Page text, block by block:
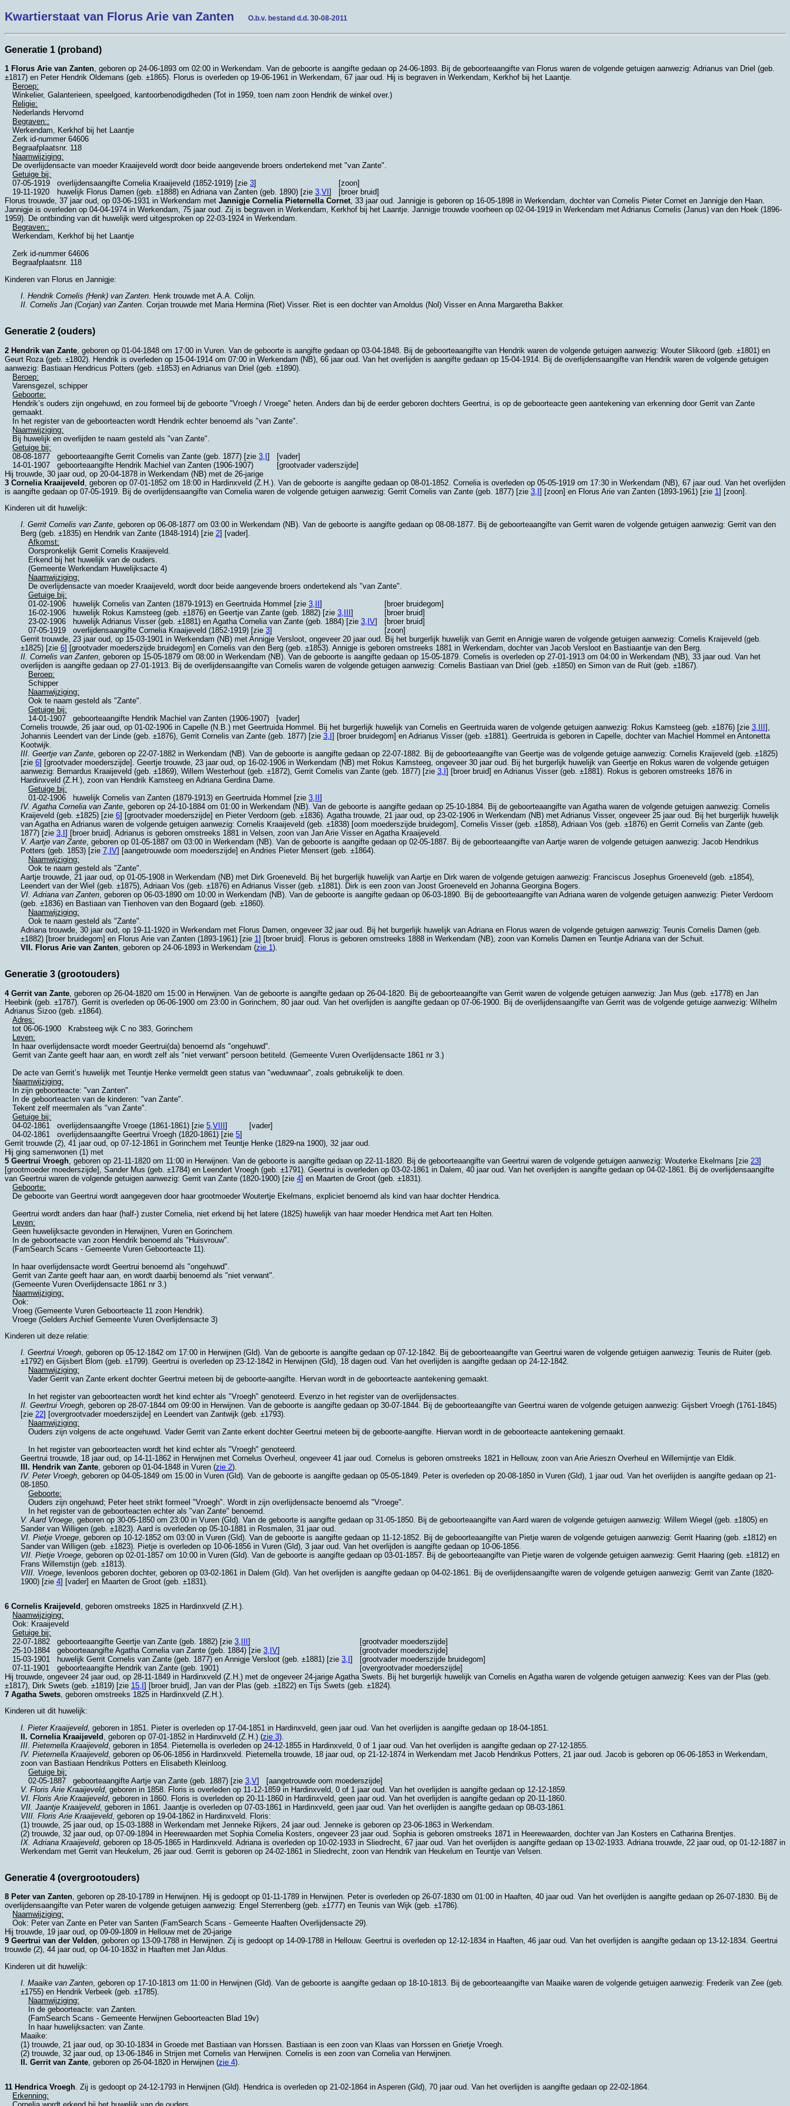
Kwartierstaat van Florus Arie van Zanten O.b.v. bestand d.d. 30-08-2011
Generatie 1 (proband)
1 Florus Arie van Zanten, geboren op 24-06-1893 om 02:00 in Werkendam. Van de geboorte is aangifte gedaan op 24-06-1893. Bij de geboorteaangifte van Florus waren de volgende getuigen aanwezig: Adrianus van Driel (geb.
±1817) en Peter Hendrik Oldemans (geb. ±1865). Florus is overleden op 19-06-1961 in Werkendam, 67 jaar oud. Hij is begraven in Werkendam, Kerkhof bij het Laantje.
Beroep:
Winkelier, Galanterieen, speelgoed, kantoorbenodigdheden (Tot in 1959, toen nam zoon Hendrik de winkel over.)
Religie:
Nederlands Hervomd
Begraven::
Werkendam, Kerkhof bij het Laantje
Zerk id-nummer 64606
Begraafplaatsnr. 118
Naamwijziging:
De overlijdensacte van moeder Kraaijeveld wordt door beide aangevende broers ondertekend met "van Zante".
Getuige bij:
07-05-1919
overlijdensaangifte Cornelia Kraaijeveld (1852-1919) [zie3]
[zoon]
19-11-1920
huwelijk Florus Damen (geb. ±1888) en Adriana van Zanten (geb. 1890) [zie3,VI]
[broer bruid]
Florus trouwde, 37 jaar oud, op 03-06-1931 in Werkendam met Jannigje Cornelia Pieternella Cornet, 33 jaar oud. Jannigje is geboren op 16-05-1898 in Werkendam, dochter van Cornelis Pieter Cornet en Jannigje den Haan.
Jannigje is overleden op 04-04-1974 in Werkendam, 75 jaar oud. Zij is begraven in Werkendam, Kerkhof bij het Laantje. Jannigje trouwde voorheen op 02-04-1919 in Werkendam met Adrianus Cornelis (Janus) van den Hoek (1896-
1959). De ontbinding van dit huwelijk werd uitgesproken op 22-03-1924 in Werkendam.
Begraven::
Werkendam, Kerkhof bij het Laantje
Zerk id-nummer 64606
Begraafplaatsnr. 118
Kinderen van Florus en Jannigje:
I. Hendrik Cornelis (Henk) van Zanten. Henk trouwde met A.A. Colijn.
II. Cornelis Jan (Corjan) van Zanten. Corjan trouwde met Maria Hermina (Riet) Visser. Riet is een dochter van Arnoldus (Nol) Visser en Anna Margaretha Bakker.
Generatie 2 (ouders)
2 Hendrik van Zante , geboren op 01-04-1848 om 17:00 in Vuren . Van de geboorte is aangifte gedaan op 03-04-1848. Bij de geboorteaangifte van Hendrik waren de volgende getuigen aanwezig: Wouter Slikoord (geb. ±1801) en
Geurt Roza (geb. ±1802). Hendrik is overleden op 15-04-1914 om 07:00 in Werkendam (NB) , 66 jaar oud. Van het overlijden is aangifte gedaan op 15-04-1914. Bij de overlijdensaangifte van Hendrik waren de volgende getuigen
aanwezig: Bastiaan Hendricus Potters (geb. ±1853) en Adrianus van Driel (geb. ±1890).
Beroep:
Varensgezel, schipper
Geboorte:
Hendrik’s ouders zijn ongehuwd, en zou formeel bij de geboorte "Vroegh / Vroege" heten. Anders dan bij de eerder geboren dochters Geertrui, is op de geboorteacte geen aantekening van erkenning door Gerrit van Zante
gemaakt.
In het register van de geboorteacten wordt Hendrik echter benoemd als "van Zante".
Naamwijziging:
Bij huwelijk en overlijden te naam gesteld als "van Zante".
Getuige bij:
08-08-1877
geboorteaangifte Gerrit Cornelis van Zante (geb. 1877) [zie3,I]
[vader]
14-01-1907
geboorteaangifte Hendrik Machiel van Zanten (1906-1907)
[grootvader vaderszijde]
Hij trouwde, 30 jaar oud, op 20-04-1878 in Werkendam (NB) met de 26-jarige
3 Cornelia Kraaijeveld , geboren op 07-01-1852 om 18:00 in Hardinxveld (Z.H.) . Van de geboorte is aangifte gedaan op 08-01-1852. Cornelia is overleden op 05-05-1919 om 17:30 in Werkendam (NB) , 67 jaar oud. Van het overlijden
is aangifte gedaan op 07-05-1919. Bij de overlijdensaangifte van Cornelia waren de volgende getuigen aanwezig: Gerrit Cornelis van Zante (geb. 1877) [zie 3,I] [zoon] en Florus Arie van Zanten (1893-1961) [zie 1] [zoon].
Kinderen uit dit huwelijk:
I. Gerrit Cornelis van Zante, geboren op 06-08-1877 om 03:00 in Werkendam (NB). Van de geboorte is aangifte gedaan op 08-08-1877. Bij de geboorteaangifte van Gerrit waren de volgende getuigen aanwezig: Gerrit van den
Berg (geb. ±1835) en Hendrik van Zante (1848-1914) [zie 2] [vader].
Afkomst:
Oorspronkelijk Gerrit Cornelis Kraaijeveld.
Erkend bij het huwelijk van de ouders.
(Gemeente Werkendam Huwelijksacte 4)
Naamwijziging:
De overlijdensacte van moeder Kraaijeveld, wordt door beide aangevende broers ondertekend als "van Zante".
Getuige bij:
01-02-1906
huwelijk Cornelis van Zanten (1879-1913) en Geertruida Hommel [zie 3,II ]
[broer bruidegom]
16-02-1906
huwelijk Rokus Kamsteeg (geb. ±1876) en Geertje van Zante (geb. 1882) [zie 3,III ]
[broer bruid]
23-02-1906
huwelijk Adrianus Visser (geb. ±1881) en Agatha Cornelia van Zante (geb. 1884) [zie 3,IV]
[broer bruid]
07-05-1919
overlijdensaangifte Cornelia Kraaijeveld (1852-1919) [zie 3]
[zoon]
Gerrit trouwde, 23 jaar oud, op 15-03-1901 in Werkendam (NB)met Annigje Versloot, ongeveer 20 jaar oud. Bij het burgerlijk huwelijk van Gerrit en Annigje waren de volgende getuigen aanwezig: Cornelis Kraijeveld (geb.
±1825) [zie 6] [grootvader moederszijde bruidegom] en Cornelis van den Berg (geb. ±1853). Annigje is geboren omstreeks 1881 in Werkendam, dochter van Jacob Versloot en Bastiaantje van den Berg.
II. Cornelis van Zanten, geboren op 15-05-1879 om 08:00 in Werkendam (NB). Van de geboorte is aangifte gedaan op 15-05-1879. Cornelis is overleden op 27-01-1913 om 04:00 in Werkendam (NB), 33 jaar oud. Van het
overlijden is aangifte gedaan op 27-01-1913. Bij de overlijdensaangifte van Cornelis waren de volgende getuigen aanwezig: Cornelis Bastiaan van Driel (geb. ±1850) en Simon van de Ruit (geb. ±1867).
Beroep:
Schipper
Naamwijziging:
Ook te naam gesteld als "Zante".
Getuige bij:
14-01-1907
geboorteaangifte Hendrik Machiel van Zanten (1906-1907)
[vader]
Cornelis trouwde, 26 jaar oud, op 01-02-1906 in Capelle (N.B.)met Geertruida Hommel . Bij het burgerlijk huwelijk van Cornelis en Geertruida waren de volgende getuigen aanwezig: Rokus Kamsteeg (geb. ±1876) [zie 3,III ],
Johannis Leendert van der Linde (geb. ±1876), Gerrit Cornelis van Zante (geb. 1877) [zie 3,I ] [broer bruidegom] en Adrianus Visser (geb. ±1881). Geertruida is geboren in Capelle, dochter van Machiel Hommel en Antonetta
Kootwijk.
III. Geertje van Zante, geboren op 22-07-1882 in Werkendam (NB). Van de geboorte is aangifte gedaan op 22-07-1882. Bij de geboorteaangifte van Geertje was de volgende getuige aanwezig: Cornelis Kraijeveld (geb. ±1825)
[zie 6] [grootvader moederszijde]. Geertje trouwde, 23 jaar oud, op 16-02-1906 in Werkendam (NB)met Rokus Kamsteeg, ongeveer 30 jaar oud. Bij het burgerlijk huwelijk van Geertje en Rokus waren de volgende getuigen
aanwezig: Bernardus Kraaijeveld (geb. ±1869), Willem Westerhout (geb. ±1872), Gerrit Cornelis van Zante (geb. 1877) [zie 3,I ] [broer bruid] en Adrianus Visser (geb. ±1881). Rokus is geboren omstreeks 1876 in
Hardinxveld (Z.H.), zoon van Hendrik Kamsteeg en Adriana Gerdina Dame.
Getuige bij:
01-02-1906
huwelijk Cornelis van Zanten (1879-1913) en Geertruida Hommel [zie 3,II ]
IV. Agatha Cornelia van Zante, geboren op 24-10-1884 om 01:00 in Werkendam (NB). Van de geboorte is aangifte gedaan op 25-10-1884. Bij de geboorteaangifte van Agatha waren de volgende getuigen aanwezig: Cornelis
Kraijeveld (geb. ±1825) [zie 6] [grootvader moederszijde] en Pieter Verdoorn (geb. ±1836). Agatha trouwde, 21 jaar oud, op 23-02-1906 in Werkendam (NB)met Adrianus Visser, ongeveer 25 jaar oud. Bij het burgerlijk huwelijk
van Agatha en Adrianus waren de volgende getuigen aanwezig: Cornelis Kraaijeveld (geb. ±1838) [oom moederszijde bruidegom], Cornelis Visser (geb. ±1858), Adriaan Vos (geb. ±1876) en Gerrit Cornelis van Zante (geb.
1877) [zie 3,I ] [broer bruid]. Adrianus is geboren omstreeks 1881 in Velsen, zoon van Jan Arie Visser en Agatha Kraaijeveld.
V. Aartje van Zante, geboren op 01-05-1887 om 03:00 in Werkendam (NB). Van de geboorte is aangifte gedaan op 02-05-1887. Bij de geboorteaangifte van Aartje waren de volgende getuigen aanwezig: Jacob Hendrikus
Potters (geb. 1853) [zie 7,IV] [aangetrouwde oom moederszijde] en Andries Pieter Mensert (geb. ±1864).
Naamwijziging:
Ook te naam gesteld als "Zante".
Aartje trouwde, 21 jaar oud, op 01-05-1908 in Werkendam (NB)met Dirk Groeneveld. Bij het burgerlijk huwelijk van Aartje en Dirk waren de volgende getuigen aanwezig: Franciscus Josephus Groeneveld (geb. ±1854),
Leendert van der Wiel (geb. ±1875), Adriaan Vos (geb. ±1876) en Adrianus Visser (geb. ±1881). Dirk is een zoon van Joost Groeneveld en Johanna Georgina Bogers.
VI. Adriana van Zanten, geboren op 06-03-1890 om 10:00 in Werkendam (NB). Van de geboorte is aangifte gedaan op 06-03-1890. Bij de geboorteaangifte van Adriana waren de volgende getuigen aanwezig: Pieter Verdoorn
(geb. ±1836) en Bastiaan van Tienhoven van den Bogaard (geb. ±1860).
Naamwijziging:
Ook te naam gesteld als "Zante".
Adriana trouwde, 30 jaar oud, op 19-11-1920 in Werkendam met Florus Damen, ongeveer 32 jaar oud. Bij het burgerlijk huwelijk van Adriana en Florus waren de volgende getuigen aanwezig: Teunis Cornelis Damen (geb.
±1882) [broer bruidegom] en Florus Arie van Zanten (1893-1961) [zie 1] [broer bruid]. Florus is geboren omstreeks 1888 in Werkendam (NB), zoon van Kornelis Damen en Teuntje Adriana van der Schuit.
VII. Florus Arie van Zanten, geboren op 24-06-1893 in Werkendam (zie 1).
Generatie 3 (grootouders)
4 Gerrit van Zante , geboren op 26-04-1820 om 15:00 in Herwijnen . Van de geboorte is aangifte gedaan op 26-04-1820. Bij de geboorteaangifte van Gerrit waren de volgende getuigen aanwezig: Jan Mus (geb. ±1778) en Jan
Heebink (geb. ±1787). Gerrit is overleden op 06-06-1900 om 23:00 in Gorinchem , 80 jaar oud. Van het overlijden is aangifte gedaan op 07-06-1900. Bij de overlijdensaangifte van Gerrit was de volgende getuige aanwezig: Wilhelm
Adrianus Sizoo (geb. ±1864).
Adres:
tot06-06-1900
Krabsteeg wijk C no 383, Gorinchem
Leven:
In haar overlijdensacte wordt moeder Geertrui(da) benoemd als "ongehuwd".
Gerrit van Zante geeft haar aan, en wordt zelf als "niet verwant" persoon betiteld. (Gemeente Vuren Overlijdensacte 1861 nr 3.)
De acte van Gerrit’s huwelijk met Teuntje Henke vermeldt geen status van "weduwnaar", zoals gebruikelijk te doen.
Naamwijziging:
In zijn geboorteacte: "van Zanten".
In de geboorteacten van de kinderen: "van Zante".
Tekent zelf meermalen als "van Zante".
Getuige bij:
04-02-1861
overlijdensaangifte Vroege (1861-1861) [zie5,VIII]
[vader]
04-02-1861
overlijdensaangifte Geertrui Vroegh (1820-1861) [zie5]
Gerrit trouwde (2), 41 jaar oud, op 07-12-1861 in Gorinchem met Teuntje Henke (1829-na 1900), 32 jaar oud.
Hij ging samenwonen (1) met
5 Geertrui Vroegh , geboren op 21-11-1820 om 11:00 in Herwijnen . Van de geboorte is aangifte gedaan op 22-11-1820. Bij de geboorteaangifte van Geertrui waren de volgende getuigen aanwezig: Wouterke Ekelmans [zie 23]
[grootmoeder moederszijde], Sander Mus (geb. ±1784) en Leendert Vroegh (geb. ±1791). Geertrui is overleden op 03-02-1861 in Dalem , 40 jaar oud. Van het overlijden is aangifte gedaan op 04-02-1861. Bij de overlijdensaangifte
van Geertrui waren de volgende getuigen aanwezig: Gerrit van Zante (1820-1900) [zie 4] en Maarten de Groot (geb. ±1831).
Geboorte:
De geboorte van Geertrui wordt aangegeven door haar grootmoeder Woutertje Ekelmans, expliciet benoemd als kind van haar dochter Hendrica.
Geertrui wordt anders dan haar (half-) zuster Cornelia, niet erkend bij het latere (1825) huwelijk van haar moeder Hendrica met Aart ten Holten.
Leven:
Geen huwelijksacte gevonden in Herwijnen, Vuren en Gorinchem.
In de geboorteacte van zoon Hendrik benoemd als "Huisvrouw".
(FamSearch Scans - Gemeente Vuren Geboorteacte 11).
In haar overlijdensacte wordt Geertrui benoemd als "ongehuwd".
Gerrit van Zante geeft haar aan, en wordt daarbij benoemd als "niet verwant".
(Gemeente Vuren Overlijdensacte 1861 nr 3.)
Naamwijziging:
Ook:
Vroeg (Gemeente Vuren Geboorteacte 11 zoon Hendrik).
Vroege (Gelders Archief Gemeente Vuren Overlijdensacte 3)
Kinderen uit deze relatie:
I. Geertrui Vroegh, geboren op 05-12-1842 om 17:00 in Herwijnen (Gld). Van de geboorte is aangifte gedaan op 07-12-1842. Bij de geboorteaangifte van Geertrui waren de volgende getuigen aanwezig: Teunis de Ruiter (geb.
±1792) en Gijsbert Blom (geb. ±1799). Geertrui is overleden op 23-12-1842 in Herwijnen (Gld), 18 dagen oud. Van het overlijden is aangifte gedaan op 24-12-1842.
Naamwijziging:
Vader Gerrit van Zante erkent dochter Geertrui meteen bij de geboorte-aangifte. Hiervan wordt in de geboorteacte aantekening gemaakt.
In het register van geboorteacten wordt het kind echter als "Vroegh" genoteerd. Evenzo in het register van de overlijdensactes.
II. Geertrui Vroegh, geboren op 28-07-1844 om 09:00 in Herwijnen. Van de geboorte is aangifte gedaan op 30-07-1844. Bij de geboorteaangifte van Geertrui waren de volgende getuigen aanwezig: Gijsbert Vroegh (1761-1845)
[zie 22] [overgrootvader moederszijde] en Leendert van Zantwijk (geb. ±1793).
Naamwijziging:
Ouders zijn volgens de acte ongehuwd. Vader Gerrit van Zante erkent dochter Geertrui meteen bij de geboorte-aangifte. Hiervan wordt in de geboorteacte aantekening gemaakt.
In het register van geboorteacten wordt het kind echter als "Vroegh" genoteerd.
Geertrui trouwde, 18 jaar oud, op 14-11-1862 in Herwijnenmet Cornelus Overheul , ongeveer 41 jaar oud. Cornelus is geboren omstreeks 1821 in Hellouw, zoon van Arie Arieszn Overheul en Willemijntje van Eldik.
III. Hendrik van Zante, geboren op 01-04-1848 in Vuren(zie 2).
IV. Peter Vroegh, geboren op 04-05-1849 om 15:00 in Vuren (Gld). Van de geboorte is aangifte gedaan op 05-05-1849. Peter is overleden op 20-08-1850 in Vuren (Gld), 1 jaar oud. Van het overlijden is aangifte gedaan op 21-
08-1850.
Geboorte:
Ouders zijn ongehuwd; Peter heet strikt formeel "Vroegh". Wordt in zijn overlijdensacte benoemd als "Vroege".
In het register van de geboorteacten echter als "van Zante" benoemd.
V. Aard Vroege, geboren op 30-05-1850 om 23:00 in Vuren (Gld). Van de geboorte is aangifte gedaan op 31-05-1850. Bij de geboorteaangifte van Aard waren de volgende getuigen aanwezig: Willem Wiegel (geb. ±1805) en
Sander van Willigen (geb. ±1823). Aard is overleden op 05-10-1881 in Rosmalen, 31 jaar oud.
VI. Pietje Vroege, geboren op 10-12-1852 om 03:00 in Vuren (Gld). Van de geboorte is aangifte gedaan op 11-12-1852. Bij de geboorteaangifte van Pietje waren de volgende getuigen aanwezig: Gerrit Haaring (geb. ±1812) en
Sander van Willigen (geb. ±1823). Pietje is overleden op 10-06-1856 in Vuren (Gld), 3 jaar oud. Van het overlijden is aangifte gedaan op 10-06-1856.
VII. Pietje Vroege, geboren op 02-01-1857 om 10:00 in Vuren (Gld). Van de geboorte is aangifte gedaan op 03-01-1857. Bij de geboorteaangifte van Pietje waren de volgende getuigen aanwezig: Gerrit Haaring (geb. ±1812) en
Frans Willemstijn (geb. ±1813).
VIII. Vroege, levenloos geboren dochter, geboren op 03-02-1861 in Dalem (Gld). Van het overlijden is aangifte gedaan op 04-02-1861. Bij de overlijdensaangifte waren de volgende getuigen aanwezig: Gerrit van Zante (1820-
1900) [zie 4] [vader] en Maarten de Groot (geb. ±1831).
6 Cornelis Kraijeveld , geboren omstreeks 1825 in Hardinxveld (Z.H.).
Naamwijziging:
Ook: Kraaijeveld
Getuige bij:
22-07-1882
geboorteaangifte Geertje van Zante (geb. 1882) [zie3,III]
[grootvader moederszijde]
25-10-1884
geboorteaangifte Agatha Cornelia van Zante (geb. 1884) [zie3,IV]
[grootvader moederszijde]
15-03-1901
huwelijk Gerrit Cornelis van Zante (geb. 1877) en Annigje Versloot (geb. ±1881) [zie3,I]
[grootvader moederszijde bruidegom]
07-11-1901
geboorteaangifte Hendrik van Zante (geb. 1901)
[overgrootvader moederszijde]
Hij trouwde, ongeveer 24 jaar oud, op 28-11-1849 in Hardinxveld (Z.H.) met de ongeveer 24-jarige Agatha Swets. Bij het burgerlijk huwelijk van Cornelis en Agatha waren de volgende getuigen aanwezig: Kees van der Plas (geb.
±1817), Dirk Swets (geb. ±1819) [zie 15,I ] [broer bruid], Jan van der Plas (geb. ±1822) en Tijs Swets (geb. ±1824).
7 Agatha Swets, geboren omstreeks 1825 in Hardinxveld (Z.H.).
Kinderen uit dit huwelijk:
I. Pieter Kraaijeveld, geboren in 1851. Pieter is overleden op 17-04-1851 in Hardinxveld, geen jaar oud. Van het overlijden is aangifte gedaan op 18-04-1851.
II. Cornelia Kraaijeveld , geboren op 07-01-1852 in Hardinxveld (Z.H.)(zie 3).
III. Pieternella Kraaijeveld, geboren in 1854. Pieternella is overleden op 24-12-1855 in Hardinxveld, 0 of 1 jaar oud. Van het overlijden is aangifte gedaan op 27-12-1855.
IV. Pieternella Kraaijeveld, geboren op 06-06-1856 in Hardinxveld. Pieternella trouwde, 18 jaar oud, op 21-12-1874 in Werkendam met Jacob Hendrikus Potters , 21 jaar oud. Jacob is geboren op 06-06-1853 in Werkendam
zoon van Bastiaan Hendrikus Potters en Elisabeth Kleinloog.
Getuige bij:
02-05-1887
geboorteaangifte Aartje van Zante (geb. 1887) [zie 3,V]
[aangetrouwde oom moederszijde]
V. Floris Arie Kraaijeveld, geboren in 1858. Floris is overleden op 11-12-1859 in Hardinxveld, 0 of 1 jaar oud. Van het overlijden is aangifte gedaan op 12-12-1859.
VI. Floris Arie Kraaijeveld, geboren in 1860. Floris is overleden op 20-11-1860 in Hardinxveld, geen jaar oud. Van het overlijden is aangifte gedaan op 20-11-1860.
VII. Jaantje Kraaijeveld, geboren in 1861. Jaantje is overleden op 07-03-1861 in Hardinxveld, geen jaar oud. Van het overlijden is aangifte gedaan op 08-03-1861.
VIII. Floris Arie Kraaijeveld, geboren op 19-04-1862 in Hardinxveld. Floris:
(1) trouwde, 25 jaar oud, op 15-03-1888 in Werkendam met Jenneke Rijkers , 24 jaar oud. Jenneke is geboren op 23-06-1863 in Werkendam
(2) trouwde, 32 jaar oud, op 07-09-1894 in Heerewaardenmet Sophia Cornelia Kosters , ongeveer 23 jaar oud. Sophia is geboren omstreeks 1871 in Heerewaarden, dochter van Jan Kosters en Catharina Brentjes.
IX. Adriana Kraaijeveld, geboren op 18-05-1865 in Hardinxveld. Adriana is overleden op 10-02-1933 in Sliedrecht, 67 jaar oud. Van het overlijden is aangifte gedaan op 13-02-1933. Adriana trouwde, 22 jaar oud, op 01-12-1887 in
Werkendam met Gerrit van Heukelum , 26 jaar oud. Gerrit is geboren op 24-02-1861 in Sliedrecht, zoon van Hendrik van Heukelum en Teuntje van Velsen.
Generatie 4 (overgrootouders)
8 Peter van Zanten, geboren op 28-10-1789 in Herwijnen. Hij is gedoopt op 01-11-1789 in Herwijnen. Peter is overleden op 26-07-1830 om 01:00 in Haaften, 40 jaar oud. Van het overlijden is aangifte gedaan op 26-07-1830. Bij de
overlijdensaangifte van Peter waren de volgende getuigen aanwezig: Engel Sterrenberg (geb. ±1777) en Teunis van Wijk (geb. ±1786).
Naamwijziging:
Ook: Peter van Zante en Peter van Santen (FamSearch Scans - Gemeente Haaften Overlijdensacte 29).
Hij trouwde, 19 jaar oud, op 09-09-1809 in Hellouwmet de 20-jarige
9 Geertrui van der Velden, geboren op 13-09-1788 in Herwijnen. Zij is gedoopt op 14-09-1788 in Hellouw. Geertrui is overleden op 12-12-1834 in Haaften, 46 jaar oud. Van het overlijden is aangifte gedaan op 13-12-1834. Geertrui
trouwde (2), 44 jaar oud, op 04-10-1832 in Haaften met Jan Aldus.
Kinderen uit dit huwelijk:
I. Maaike van Zanten, geboren op 17-10-1813 om 11:00 in Herwijnen (Gld). Van de geboorte is aangifte gedaan op 18-10-1813. Bij de geboorteaangifte van Maaike waren de volgende getuigen aanwezig: Frederik van Zee (geb.
±1755) en Hendrik Verbeek (geb. ±1785).
Naamwijziging:
In de geboorteacte: van Zanten.
(FamSearch Scans - Gemeente Herwijnen Geboorteacten Blad 19v)
In haar huwelijksacten: van Zante.
Maaike:
(1) trouwde, 21 jaar oud, op 30-10-1834 in Groedemet Bastiaan van Horssen. Bastiaan is een zoon van Klaas van Horssen en Grietje Vroegh.
(2) trouwde, 32 jaar oud, op 13-06-1846 in Strijenmet Cornelis van Herwijnen. Cornelis is een zoon van Cornelia van Herwijnen.
II. Gerrit van Zante, geboren op 26-04-1820 in Herwijnen(zie 4).
11 Hendrica Vroegh . Zij is gedoopt op 24-12-1793 in Herwijnen (Gld) . Hendrica is overleden op 21-02-1864 in Asperen (Gld) , 70 jaar oud. Van het overlijden is aangifte gedaan op 22-02-1864.
Erkenning: